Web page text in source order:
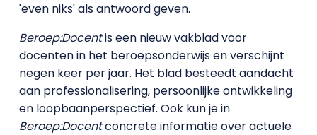
'even niks' als antwoord geven.
Beroep:Docentis een nieuw vakblad voor
docenten in het beroepsonderwijs en verschijnt
negen keer per jaar. Het blad besteedt aandacht
aan professionalisering, persoonlijke ontwikkeling
en loopbaanperspectief. Ook kun je in
Beroep:Docentconcrete informatie over actuele